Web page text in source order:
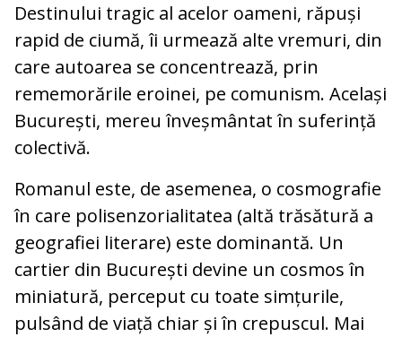
Destinului tragic al acelor oameni, răpuși
rapid de ciumă, îi urmează alte vremuri, din
care autoarea se concentrează, prin
rememorările eroinei, pe comunism. Același
București, mereu înveșmântat în suferință
colectivă.
Romanul este, de asemenea, o cosmografie
în care polisenzorialitatea (altă trăsătură a
geografiei literare) este dominantă. Un
cartier din București devine un cosmos în
miniatură, perceput cu toate simțurile,
pulsând de viață chiar și în crepuscul. Mai